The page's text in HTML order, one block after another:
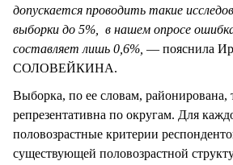
допускается проводить такие
выборки до 5%, в нашем опросе
составляет лишь 0,6%, — пояснила
СОЛОВЕЙКИНА.
Выборка, по ее словам, районирована,
репрезентативна по округам. Для
половозрастные критерии
существующей половозрастной